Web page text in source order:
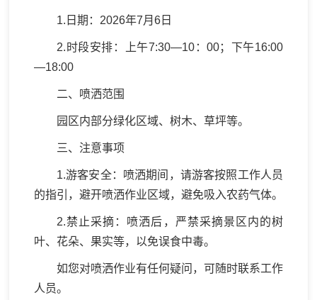
1.日期：2026年7月6日
2.时段安排：上午7:30—10：00；下午16:00
—18:00
二、喷洒范围
园区内部分绿化区域、树木、草坪等。
三、注意事项
1.游客安全：喷洒期间，请游客按照工作人员
的指引，避开喷洒作业区域，避免吸入农药气体。
2.禁止采摘：喷洒后，严禁采摘景区内的树
叶、花朵、果实等，以免误食中毒。
如您对喷洒作业有任何疑问，可随时联系工作
人员。